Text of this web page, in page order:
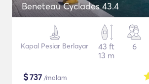
Beneteau Cyclades 43.4
Kapal Pesiar Berlayar
43 ft
13 m
6
$737 /malam